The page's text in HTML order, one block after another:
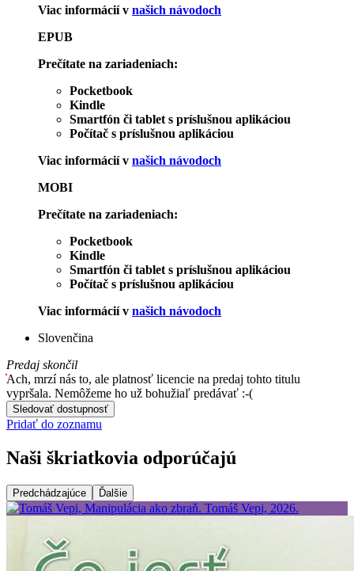
Viac informácií v našich návodoch
EPUB
Prečítate na zariadeniach:
Pocketbook
Kindle
Smartfón či tablet s príslušnou aplikáciou
Počítač s príslušnou aplikáciou
Viac informácií v našich návodoch
MOBI
Prečítate na zariadeniach:
Pocketbook
Kindle
Smartfón či tablet s príslušnou aplikáciou
Počítač s príslušnou aplikáciou
Viac informácií v našich návodoch
Slovenčina
Predaj skončil
Ach, mrzí nás to, ale platnosť licencie na predaj tohto titulu
vypršala. Nemôžeme ho už bohužiaľ predávať :-(
Sledovať dostupnosť
Pridať do zoznamu
Naši škriatkovia odporúčajú
Predchádzajúce Ďalšie